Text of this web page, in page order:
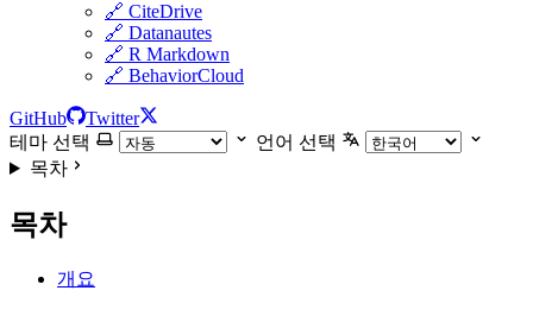
🔗 CiteDrive
🔗 Datanautes
🔗 R Markdown
🔗 BehaviorCloud
GitHub
Twitter
테마 선택
언어 선택
목차
목차
개요